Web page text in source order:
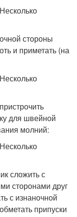
стороны
и приметать (на
для швейной
молний:
сложить с
сторонами друг
с изнаночной
припуски